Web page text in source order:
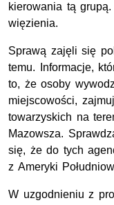
kierowania tą
więzienia.
Sprawą zajęli się
temu. Informacje,
to, że osoby
miejscowości,
towarzyskich na
Mazowsza.
się, że do tych
z Ameryki
W uzgodnieniu z